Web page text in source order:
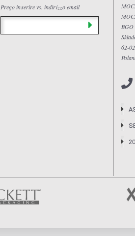
Prego inserire vs. indirizzo email
BGO
62-